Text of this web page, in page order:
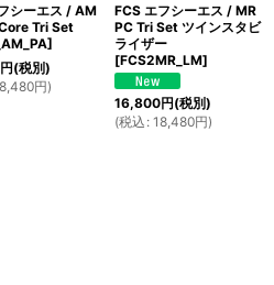
シーエス / AM
Tri Set
]
円(税別)
円)
FCS エフシーエス / MR
PC Tri Set ツインスタビ
ライザー
[FCS2MR_LM]
16,800円(税別)
(税込 : 18,480円)